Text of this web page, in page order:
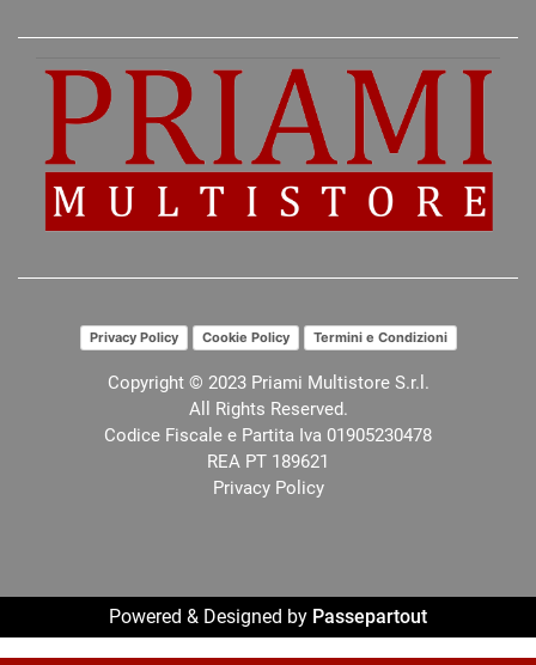
Privacy Policy Cookie Policy Termini e Condizioni
Copyright © 2023 Priami Multistore S.r.l.
All Rights Reserved.
Codice Fiscale e Partita Iva 01905230478
REA PT 189621
Privacy Policy
Powered & Designed by Passepartout